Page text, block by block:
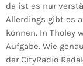
da ist es nur
Allerdings gibt es
können. In Tholey
Aufgabe. Wie
der CityRadio